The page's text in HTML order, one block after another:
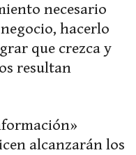
necesario
hacerlo
que crezca y
resultan
alcanzarán los